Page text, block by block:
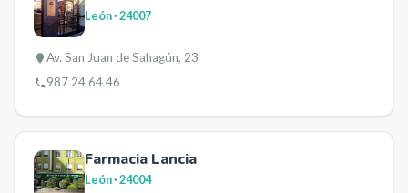
León· 24007
Av. San Juan de Sahagún, 23
987 24 64 46
Farmacia Lancia
León· 24004